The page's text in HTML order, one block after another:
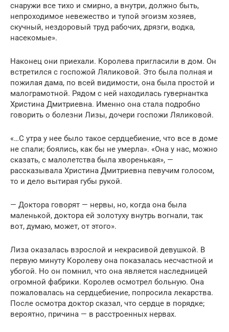
снаружи все тихо и смирно, а внутри, должно быть,
непроходимое невежест­во и тупой эгоизм хозяев,
скучный, нездоровый труд рабочих, дрязги, водка,
насекомые».
Наконец они приехали. Королева пригласили в дом. Он
встретился с госпожой Ляликовой. Это была полная и
пожилая дама, по всей видимос­ти, она была простой и
малограмотной. Рядом с ней находилась гувернантка
Христина Дмит­риевна. Именно она стала подробно
говорить о болезни Лизы, дочери госпожи Ляликовой.
«…С утра у нее было такое сердцебиение, что все в доме
не спали; боялись, как бы не умерла». «Она у нас, можно
сказать, с малолетства была хворенькая», —
рассказывала Христина Дмит­риевна певучим голосом,
то и дело вытирая губы рукой.
— Доктора говорят — нервы, но, когда она была
маленькой, доктора ей золотуху внутрь вогнали, так
вот, думаю, может, от этого».
Лиза оказалась взрослой и некрасивой девуш­кой. В
первую минуту Королеву она показалась несчастной и
убогой. Но он помнил, что она яв­ляется наследницей
огромной фабрики. Королев осмотрел больную. Она
пожаловалась на сердце­биение, попросила лекарства.
После осмотра доктор сказал, что сердце в порядке;
вероятно, причина — в расстроенных нервах.